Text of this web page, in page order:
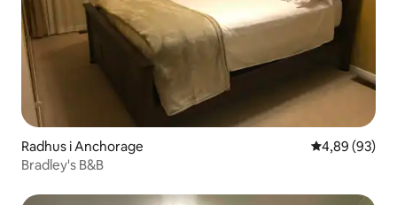
Radhus i Anchorage 4,89 av 5 i
4,89 (93)
Bradley's B&B